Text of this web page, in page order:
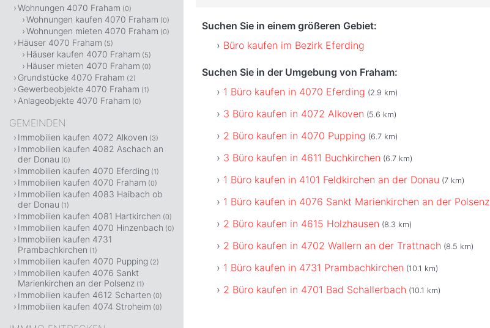
Suchen Sie in einem größeren Gebiet:
Büro kaufen im Bezirk Eferding
Suchen Sie in der Umgebung von Fraham:
1 Büro kaufen in 4070 Eferding (2.9 km)
3 Büro kaufen in 4072 Alkoven (5.6 km)
2 Büro kaufen in 4070 Pupping (6.7 km)
3 Büro kaufen in 4611 Buchkirchen (6.7 km)
1 Büro kaufen in 4101 Feldkirchen an der Donau (7 km)
1 Büro kaufen in 4076 Sankt Marienkirchen an der Polsenz
2 Büro kaufen in 4615 Holzhausen (8.3 km)
2 Büro kaufen in 4702 Wallern an der Trattnach (8.5 km)
1 Büro kaufen in 4731 Prambachkirchen (10.1 km)
2 Büro kaufen in 4701 Bad Schallerbach (10.1 km)
Wohnungen 4070 Fraham (0)
Wohnungen kaufen 4070 Fraham (0)
Wohnungen mieten 4070 Fraham (0)
Häuser 4070 Fraham (5)
Häuser kaufen 4070 Fraham (5)
Häuser mieten 4070 Fraham (0)
Grundstücke 4070 Fraham (2)
Gewerbeobjekte 4070 Fraham (1)
Anlageobjekte 4070 Fraham (0)
GEMEINDEN
Immobilien kaufen 4072 Alkoven (3)
Immobilien kaufen 4082 Aschach an
der Donau (0)
Immobilien kaufen 4070 Eferding (1)
Immobilien kaufen 4070 Fraham (0)
Immobilien kaufen 4083 Haibach ob
der Donau (1)
Immobilien kaufen 4081 Hartkirchen (0)
Immobilien kaufen 4070 Hinzenbach (0)
Immobilien kaufen 4731
Prambachkirchen (1)
Immobilien kaufen 4070 Pupping (2)
Immobilien kaufen 4076 Sankt
Marienkirchen an der Polsenz (1)
Immobilien kaufen 4612 Scharten (0)
Immobilien kaufen 4074 Stroheim (0)